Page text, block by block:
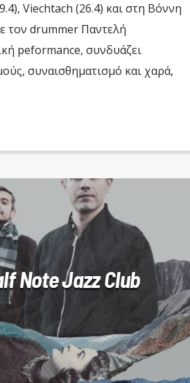
Viechtach (26.4) και στη Βόννη
τον drummer Παντελή
peformance, συνδυάζει
συναισθηματισμό και χαρά,
Note Jazz Club